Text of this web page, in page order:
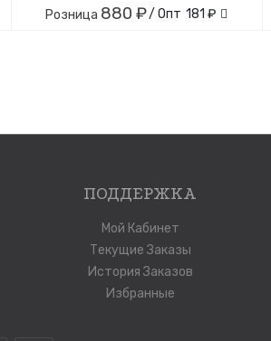
Розница 880 ₽/ Опт 181 ₽
ПОДДЕРЖКА
Мой Кабинет
Текущие Заказы
История Заказов
Избранные